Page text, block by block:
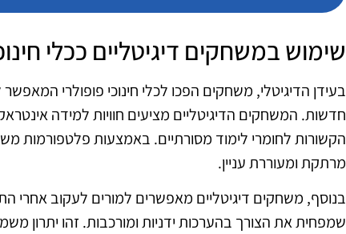
שימוש במשחקים דיגיטליים ככלי
בעידן הדיגיטלי, משחקים הפכו לכלי חינוכי פופולרי
חדשות. המשחקים הדיגיטליים מציעים חוויות למידה
הקשורות לחומרי לימוד מסורתיים. באמצעות פלטפורמות
מרתקת ומעוררת עניין.
בנוסף, משחקים דיגיטליים מאפשרים למורים לעקוב
שמפחית את הצורך בהערכות ידניות ומורכבות. זהו יתרון